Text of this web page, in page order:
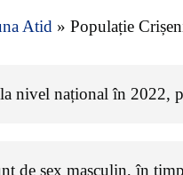
Atid » Populație
nivel național în 2022,
de sex masculin, în